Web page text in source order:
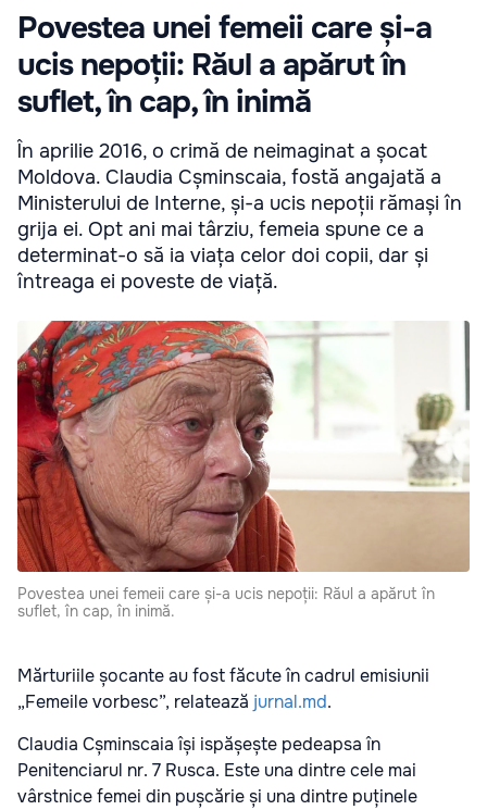
Povestea unei femeii care și-a
ucis nepoții: Răul a apărut în
suflet, în cap, în inimă
În aprilie 2016, o crimă de neimaginat a șocat
Moldova. Claudia Cșminscaia, fostă angajată a
Ministerului de Interne, și-a ucis nepoții rămași în
grija ei. Opt ani mai târziu, femeia spune ce a
determinat-o să ia viața celor doi copii, dar și
întreaga ei poveste de viață.
Povestea unei femeii care și-a ucis nepoții: Răul a apărut în
suflet, în cap, în inimă.
Mărturiile șocante au fost făcute în cadrul emisiunii
„Femeile vorbesc”, relatează jurnal.md.
Claudia Cșminscaia își ispășește pedeapsa în
Penitenciarul nr. 7 Rusca. Este una dintre cele mai
vârstnice femei din pușcărie și una dintre puținele